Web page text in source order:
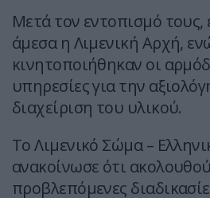
Μετά τον εντοπισμό
άμεσα η Λιμενική Αρχή,
κινητοποιήθηκαν οι
υπηρεσίες για την
διαχείριση του υλικού.
Το Λιμενικό Σώμα –
ανακοίνωσε ότι
προβλεπόμενες